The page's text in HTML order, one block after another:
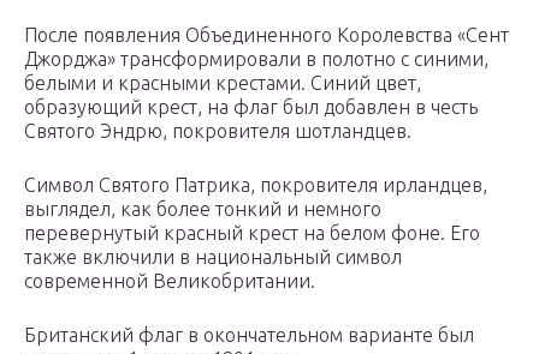
После появления Объединенного Королевства «Сент
Джорджа» трансформировали в полотно с синими,
белыми и красными крестами. Синий цвет,
образующий крест, на флаг был добавлен в честь
Святого Эндрю, покровителя шотландцев.
Символ Святого Патрика, покровителя ирландцев,
выглядел, как более тонкий и немного
перевернутый красный крест на белом фоне. Его
также включили в национальный символ
современной Великобритании.
Британский флаг в окончательном варианте был